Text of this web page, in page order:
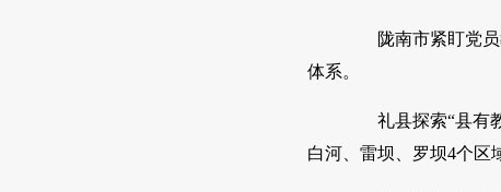
陇南市紧盯党员
体系。
礼县探索“县有教
白河、雷坝、罗坝4个区